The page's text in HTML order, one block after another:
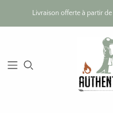
Livraison offerte à partir